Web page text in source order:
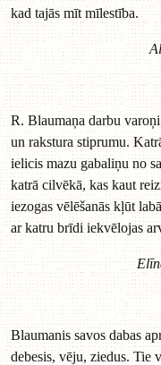
kad tajās mīt mīlestība.
R. Blaumaņa darbu
un rakstura stiprumu.
ielicis mazu gabaliņu no
katrā cilvēkā, kas kaut
iezogas vēlēšanās kļūt
ar katru brīdi iekvēlojas
Blaumanis savos dabas
debesis, vēju, ziedus. Tie